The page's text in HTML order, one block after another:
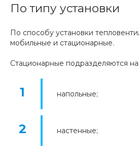
По типу установки
По способу установки
мобильные и стационарные.
Стационарные подразделяются на:
напольные;
настенные;